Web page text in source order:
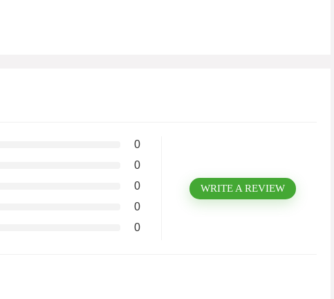
0
0
0
0
0
WRITE A REVIEW